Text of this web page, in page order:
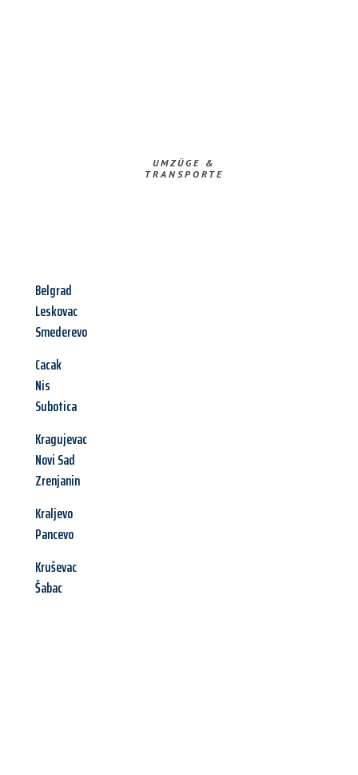
UMZÜGE &
TRANSPORTE
Belgrad
Leskovac
Smederevo
Cacak
Nis
Subotica
Kragujevac
Novi Sad
Zrenjanin
Kraljevo
Pancevo
Kruševac
Šabac